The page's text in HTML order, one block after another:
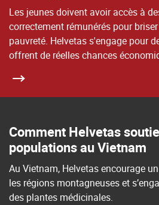
Les jeunes doivent avoir accès à
correctement rémunérés pour
pauvreté. Helvetas s'engage pour
offrent de réelles chances
Comment Helvetas
populations au Vietnam
Au Vietnam, Helvetas encourage
les régions montagneuses et
des plantes médicinales.